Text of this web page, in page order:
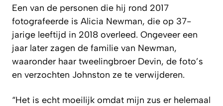
Een van de personen die hij rond 2017
fotografeerde is Alicia Newman, die op 37-
jarige leeftijd in 2018 overleed. Ongeveer een
jaar later zagen de familie van Newman,
waaronder haar tweelingbroer Devin, de foto’s
en verzochten Johnston ze te verwijderen.
“Het is echt moeilijk omdat mijn zus er helemaal